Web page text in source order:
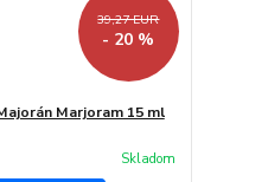
39,27 EUR
- 20 %
Marjoram 15 ml
Skladom